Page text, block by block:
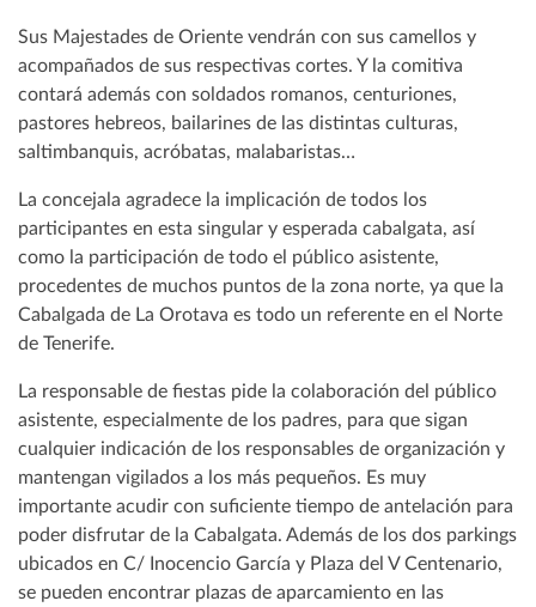
Sus Majestades de Oriente vendrán con sus camellos y
acompañados de sus respectivas cortes. Y la comitiva
contará además con soldados romanos, centuriones,
pastores hebreos, bailarines de las distintas culturas,
saltimbanquis, acróbatas, malabaristas…
La concejala agradece la implicación de todos los
participantes en esta singular y esperada cabalgata, así
como la participación de todo el público asistente,
procedentes de muchos puntos de la zona norte, ya que la
Cabalgada de La Orotava es todo un referente en el Norte
de Tenerife.
La responsable de fiestas pide la colaboración del público
asistente, especialmente de los padres, para que sigan
cualquier indicación de los responsables de organización y
mantengan vigilados a los más pequeños. Es muy
importante acudir con suficiente tiempo de antelación para
poder disfrutar de la Cabalgata. Además de los dos parkings
ubicados en C/ Inocencio García y Plaza del V Centenario,
se pueden encontrar plazas de aparcamiento en las